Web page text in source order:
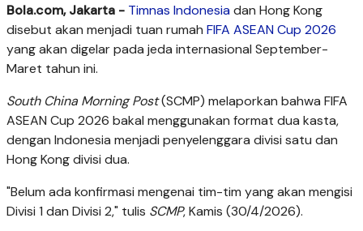
Bola.com, Jakarta - Timnas Indonesiadan Hong Kong
disebut akan menjadi tuan rumah FIFA ASEAN Cup 2026
yang akan digelar pada jeda internasional September-
Maret tahun ini.
South China Morning Post(SCMP) melaporkan bahwa FIFA
ASEAN Cup 2026 bakal menggunakan format dua kasta,
dengan Indonesia menjadi penyelenggara divisi satu dan
Hong Kong divisi dua.
"Belum ada konfirmasi mengenai tim-tim yang akan mengisi
Divisi 1 dan Divisi 2," tulis SCMP, Kamis (30/4/2026).